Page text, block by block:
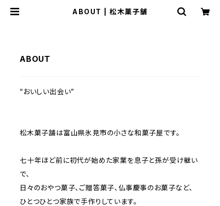
ABOUT | 松木菓子舗
ABOUT
“おいしい出会い”
松木菓子舗は富山県氷見市の小さな和菓子屋です。
七十年ほど前に初代が始めた家業を息子と孫が受け継い
で、
日々のおやつ菓子、ご贈答菓子、仏事慶事のお菓子など、
ひとつひとつ家族で手作りしています。